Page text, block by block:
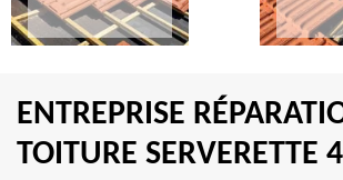
ENTREPRISE
TOITURE SERVERETTE